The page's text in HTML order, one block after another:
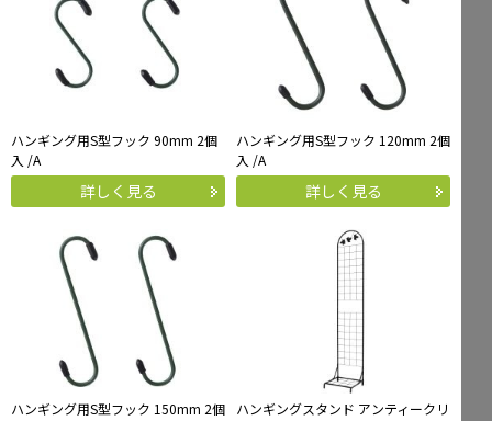
ハンギング用S型フック 90mm 2個
入 /A
詳しく見る
ハンギング用S型フック 120mm 2個
入 /A
詳しく見る
ハンギング用S型フック 150mm 2個
ハンギングスタンド アンティークリ